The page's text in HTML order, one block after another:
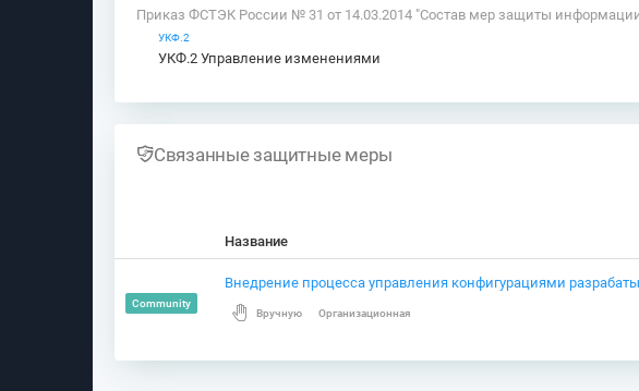
Приказ ФСТЭК России № 31 от 14.03.2014 "Состав мер защиты
УКФ.2
УКФ.2 Управление изменениями
Связанные защитные меры
Название
Community
Внедрение процесса управления конфигурациями
Вручную Организационная